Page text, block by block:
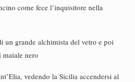
come fece l’inquisitore nella
un grande alchimista del vetro e poi
maiale nero
vedendo la Sicilia accendersi al